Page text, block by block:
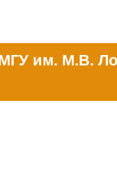
им. М.В.